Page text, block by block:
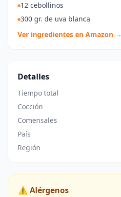
12 cebollinos
300 gr. de uva blanca
Ver ingredientes en Amazon →
Detalles
Tiempo total
Cocción
Comensales
País
Región
⚠️ Alérgenos